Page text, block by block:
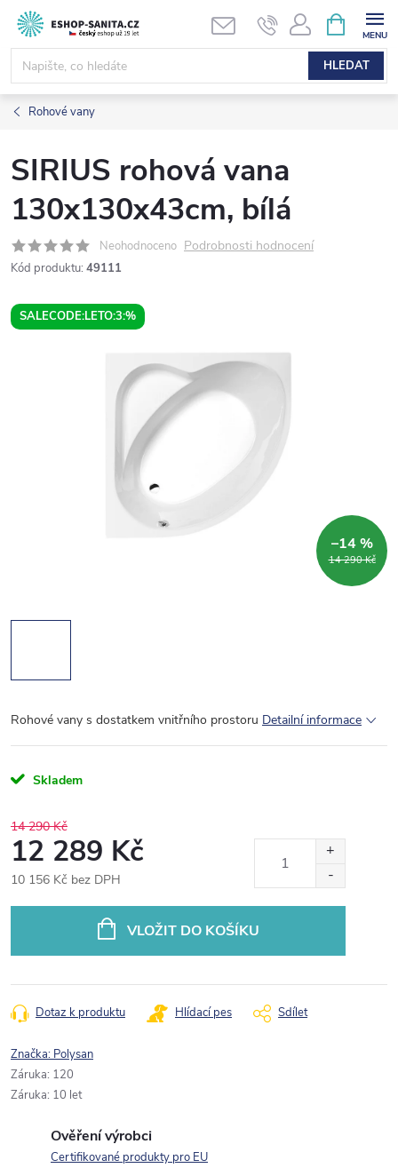
Přejít
obsah
HLEDAT
NÁKUPNÍ
KOŠÍK
Rohové vany
SIRIUS rohová vana
130x130x43cm, bílá
Neohodnoceno Podrobnosti hodnocení
Kód produktu: 49111
SALECODE:LETO:3:%
14 290 Kč
–14 %
Rohové vany s dostatkem vnitřního prostoru Detailní informace
Skladem
14 290 Kč
12 289 Kč
10 156 Kč bez DPH
VLOŽIT DO KOŠÍKU
Dotaz k produktu Hlídací pes Sdílet
Značka: Polysan
Záruka: 120
Záruka: 10 let
Ověření výrobci
Certifikované produkty pro EU